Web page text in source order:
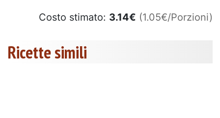
Costo stimato: 3.14€ (1.05€/Porzioni)
Ricette simili